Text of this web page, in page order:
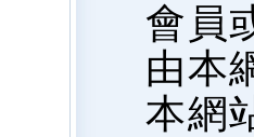
會員
由本
本網